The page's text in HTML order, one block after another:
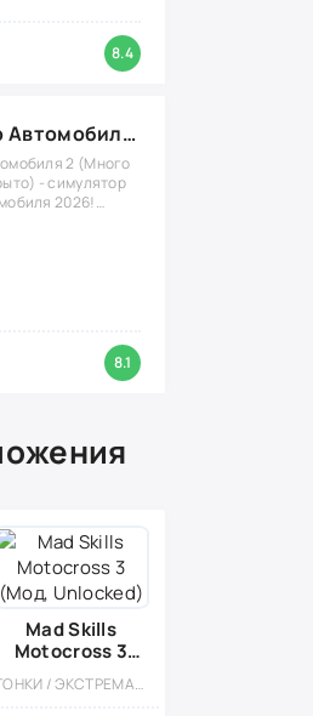
8.4
Симулятор Автомобиля 2 (Мод Много денег/Всё открыто)
2 (Много
- симулятор
2026!
8.1
Mad Skills
Motocross 3
(Мод,
Unlocked)
ГОНКИ / ЭКСТРЕМАЛЬНАЯ ЕЗДА / КАЗУАЛЬНЫЕ / МНОГОПОЛЬЗОВАТЕЛЬСКАЯ / СОРЕВНОВАТЕЛЬНАЯ / ОДНОПОЛЬЗОВАТЕЛЬСКИЕ / СТИЛИЗАЦИЯ / РЕАЛИЗМ / ОФЛАЙН / ФИЗИКА / ВИД СБОКУ